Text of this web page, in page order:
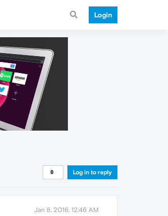
Login
Log in to reply
Jan 8, 2016, 12:46 AM